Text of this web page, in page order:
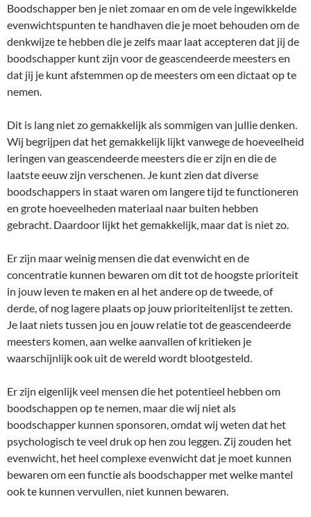
Boodschapper ben je niet zomaar en om de vele ingewikkelde
evenwichtspunten te handhaven die je moet behouden om de
denkwijze te hebben die je zelfs maar laat accepteren dat jij de
boodschapper kunt zijn voor de geascendeerde meesters en
dat jij je kunt afstemmen op de meesters om een dictaat op te
nemen.
Dit is lang niet zo gemakkelijk als sommigen van jullie denken.
Wij begrijpen dat het gemakkelijk lijkt vanwege de hoeveelheid
leringen van geascendeerde meesters die er zijn en die de
laatste eeuw zijn verschenen. Je kunt zien dat diverse
boodschappers in staat waren om langere tijd te functioneren
en grote hoeveelheden materiaal naar buiten hebben
gebracht. Daardoor lijkt het gemakkelijk, maar dat is niet zo.
Er zijn maar weinig mensen die dat evenwicht en de
concentratie kunnen bewaren om dit tot de hoogste prioriteit
in jouw leven te maken en al het andere op de tweede, of
derde, of nog lagere plaats op jouw prioriteitenlijst te zetten.
Je laat niets tussen jou en jouw relatie tot de geascendeerde
meesters komen, aan welke aanvallen of kritieken je
waarschijnlijk ook uit de wereld wordt blootgesteld.
Er zijn eigenlijk veel mensen die het potentieel hebben om
boodschappen op te nemen, maar die wij niet als
boodschapper kunnen sponsoren, omdat wij weten dat het
psychologisch te veel druk op hen zou leggen. Zij zouden het
evenwicht, het heel complexe evenwicht dat je moet kunnen
bewaren om een functie als boodschapper met welke mantel
ook te kunnen vervullen, niet kunnen bewaren.